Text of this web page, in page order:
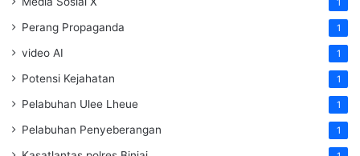
1
Perang Propaganda 1
video AI 1
Potensi Kejahatan 1
Pelabuhan Ulee Lheue 1
Pelabuhan Penyeberangan 1